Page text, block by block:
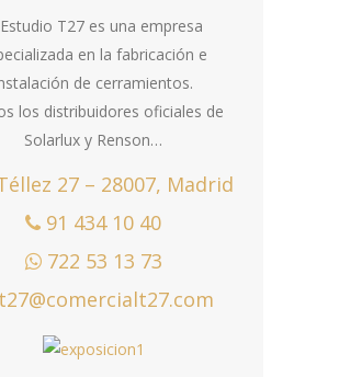
Estudio T27 es una empresa
en la fabricación e
de cerramientos.
los distribuidores oficiales de
Solarlux y Renson…
27 – 28007, Madrid
91 434 10 40
722 53 13 73
t27@comercialt27.com